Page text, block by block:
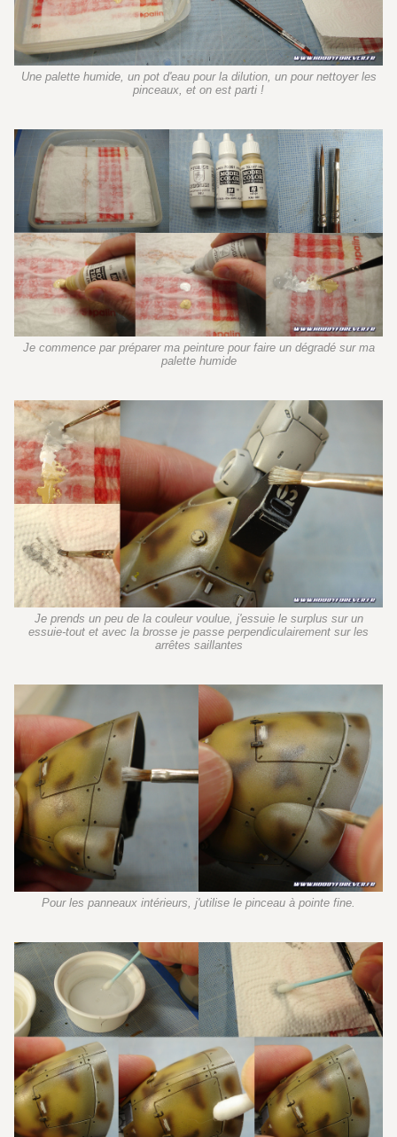
Une palette humide, un pot d'eau pour la dilution, un pour nettoyer les
pinceaux, et on est parti !
Je commence par préparer ma peinture pour faire un dégradé sur ma
palette humide
Je prends un peu de la couleur voulue, j'essuie le surplus sur un
essuie-tout et avec la brosse je passe perpendiculairement sur les
arrêtes saillantes
Pour les panneaux intérieurs, j'utilise le pinceau à pointe fine.